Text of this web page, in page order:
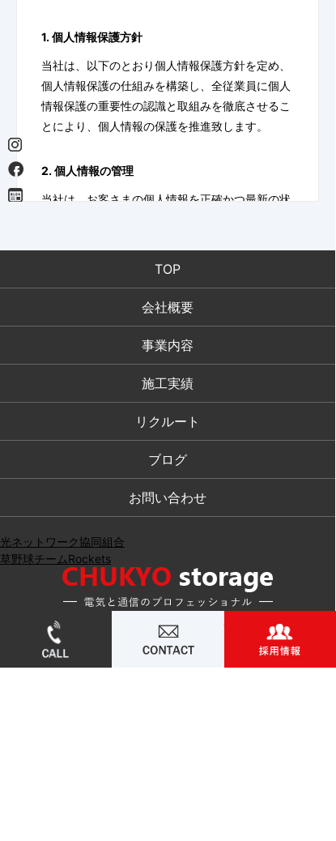
1. 個人情報保護方針
当社は、以下のとおり個人情報保護方針を定め、
個人情報保護の仕組みを構築し、全従業員に個人
情報保護の重要性の認識と取組みを徹底させるこ
とにより、個人情報の保護を推進致します。
2. 個人情報の管理
当社は、お客さまの個人情報を正確かつ最新の状
個人情報の厳重な管理を行ないます。
3. 個人情報の利用目的
時に、お名前、e-mailアドレス、電話番号等の個
人情報をご登録いただく場合がございますが、こ
は利用いたしません。お客さまからお預かりした
ご質問に対する回答として、電子メールや資料の
ご送付に利用いたします。
4. 個人情報の第三者への開示・提供の禁止
当社は、お客さまよりお預かりした個人情報を適
切に管理し、次のいずれかに該当する場合を除
き、個人情報を第三者に開示いたしません。
・お客さまの同意がある場合
・お客さまが希望されるサービスを行なうために
TOP
会社概要
事業内容
施工実績
リクルート
ブログ
お問い合わせ
光ネットワーク協同組合
草野球チームRockets
【本社】〒463-0052 愛知県名古屋市守山区小幡宮ノ腰
５－３５
TEL：052-715-4506 FAX：052-715-4507